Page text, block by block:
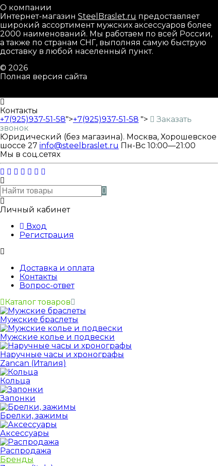
О компании
Интернет-магазин SteelBraslet.ru предоставляет
широкий ассортимент мужских аксессуаров более
2000 наименований. Мы работаем по всей России,
а также по странам СНГ, выполняя самую быструю
доставку в любой населенный пункт.
© 2026
Полная версия сайта
Контакты
+7(925)937-51-58">+7(925)937-51-58 ">
Заказать
звонок
Юридический (без магазина). Москва, Хорошевское
шоссе 27 info@steelbraslet.ru Пн-Вс 10:00—21:00
Мы в соц.сетях
Личный кабинет
Вход
Регистрация
Доставка и оплата
Контакты
Вопрос-ответ
Каталог товаров
Мужские браслеты
Мужские колье и подвески
Наручные часы и хронографы
Zancan (Италия)
Кольца
Запонки
Брелки, зажимы
Аксессуары
Распродажа
Бренды